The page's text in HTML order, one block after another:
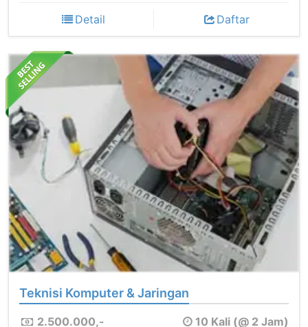
Detail Daftar
Teknisi Komputer & Jaringan
2.500.000,-
10 Kali (@ 2 Jam)